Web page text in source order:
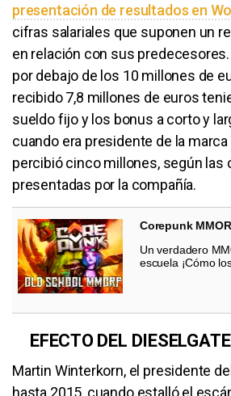
presentación de resultados en
cifras salariales que suponen un
en relación con sus
por debajo de los 10 millones de
recibido 7,8 millones de euros
sueldo fijo y los bonus a corto y
cuando era presidente de la
percibió cinco millones, según las
presentadas por la compañía.
Corepunk
Un verdadero
escuela ¡Cómo
EFECTO DEL DIESELGATE
Martin Winterkorn, el presidente
hasta 2015, cuando estalló el